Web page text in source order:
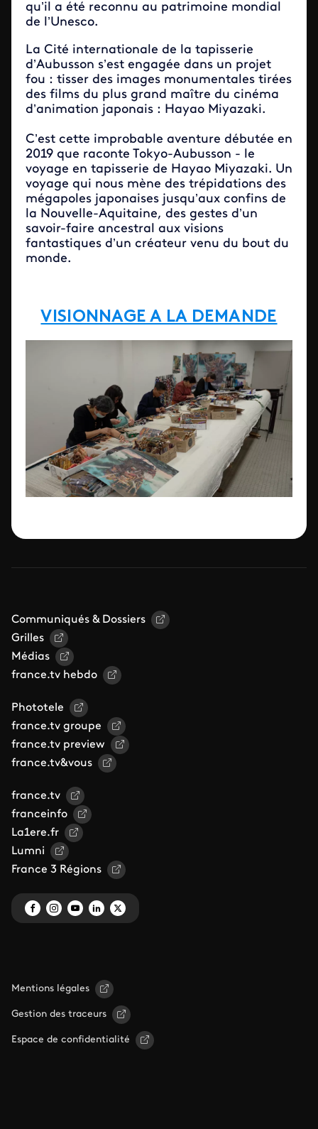
qu’il a été reconnu au patrimoine mondial
de l’Unesco.
La Cité internationale de la tapisserie
d’Aubusson s’est engagée dans un projet
fou : tisser des images monumentales tirées
des films du plus grand maître du cinéma
d’animation japonais : Hayao Miyazaki.
C’est cette improbable aventure débutée en
2019 que raconte Tokyo-Aubusson - le
voyage en tapisserie de Hayao Miyazaki. Un
voyage qui nous mène des trépidations des
mégapoles japonaises jusqu’aux confins de
la Nouvelle-Aquitaine, des gestes d’un
savoir-faire ancestral aux visions
fantastiques d’un créateur venu du bout du
monde.
VISIONNAGE A LA DEMANDE
Communiqués & Dossiers
Grilles
Médias
france.tv hebdo
Phototele
france.tv groupe
france.tv preview
france.tv&vous
france.tv
franceinfo
La1ere.fr
Lumni
France 3 Régions
Mentions légales
Gestion des traceurs
Espace de confidentialité